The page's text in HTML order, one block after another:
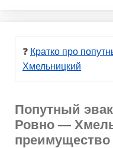
❓ Кратко про
Хмельницкий
Попутный
Ровно —
преимущество